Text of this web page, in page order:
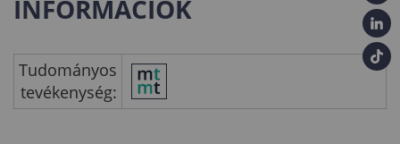
INFORMÁCIÓK
Tudományos
tevékenység: